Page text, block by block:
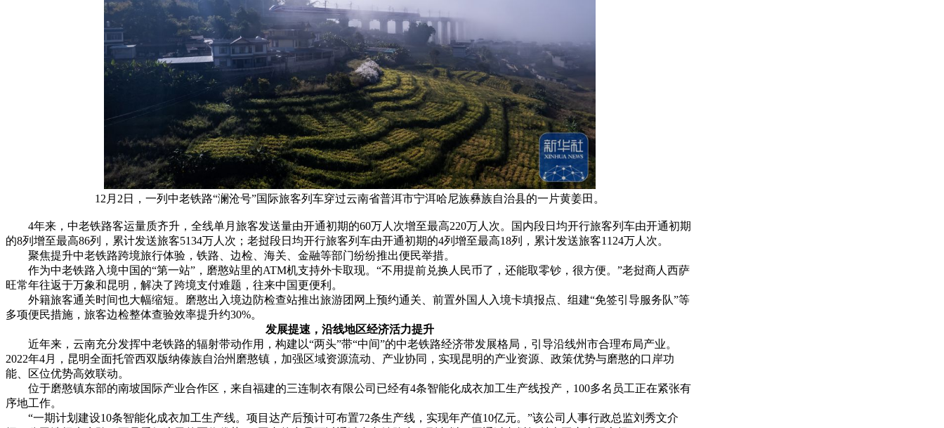
12月2日，一列中老铁路“澜沧号”国际旅客列车穿过云南省普洱市宁洱哈尼族彝族自治县的一片黄姜田。
4年来，中老铁路客运量质齐升，全线单月旅客发送量由开通初期的60万人次增至最高220万人次。国内段日均开行旅客列车由开通初期
的8列增至最高86列，累计发送旅客5134万人次；老挝段日均开行旅客列车由开通初期的4列增至最高18列，累计发送旅客1124万人次。
聚焦提升中老铁路跨境旅行体验，铁路、边检、海关、金融等部门纷纷推出便民举措。
作为中老铁路入境中国的“第一站”，磨憨站里的ATM机支持外卡取现。“不用提前兑换人民币了，还能取零钞，很方便。”老挝商人西萨
旺常年往返于万象和昆明，解决了跨境支付难题，往来中国更便利。
外籍旅客通关时间也大幅缩短。磨憨出入境边防检查站推出旅游团网上预约通关、前置外国人入境卡填报点、组建“免签引导服务队”等
多项便民措施，旅客边检整体查验效率提升约30%。
发展提速，沿线地区经济活力提升
近年来，云南充分发挥中老铁路的辐射带动作用，构建以“两头”带“中间”的中老铁路经济带发展格局，引导沿线州市合理布局产业。
2022年4月，昆明全面托管西双版纳傣族自治州磨憨镇，加强区域资源流动、产业协同，实现昆明的产业资源、政策优势与磨憨的口岸功
能、区位优势高效联动。
位于磨憨镇东部的南坡国际产业合作区，来自福建的三连制衣有限公司已经有4条智能化成衣加工生产线投产，100多名员工正在紧张有
序地工作。
“一期计划建设10条智能化成衣加工生产线。项目达产后预计可布置72条生产线，实现年产值10亿元。”该公司人事行政总监刘秀文介